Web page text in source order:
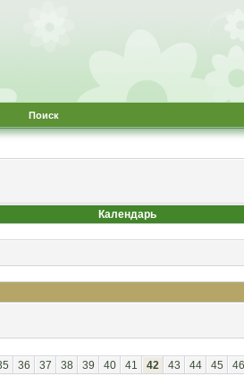
Поиск
Календарь
36 37 38 39 40 41 42 43 44 45 46